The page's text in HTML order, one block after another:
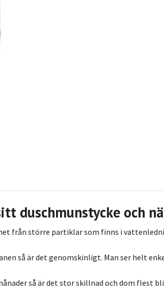
duschmunstycke och
från större partiklar som finns i
så är det genomskinligt. Man ser helt
så är det stor skillnad och dom flest